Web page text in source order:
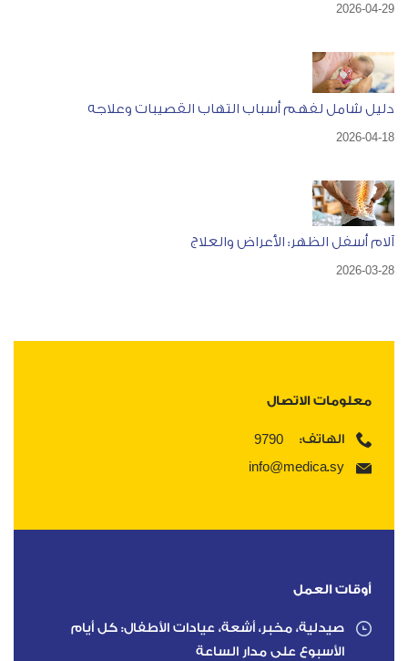
2026-04-29
دليل شامل لفهم أسباب التهاب القصيبات وعلاجه
2026-04-18
آلام أسفل الظهر: الأعراض والعلاج
2026-03-28
معلومات الاتصال
الهاتف: 9790
info@medica.sy
أوقات العمل
صيدلية، مخبر، أشعة، عيادات الأطفال: كل أيام
الأسبوع على مدار الساعة